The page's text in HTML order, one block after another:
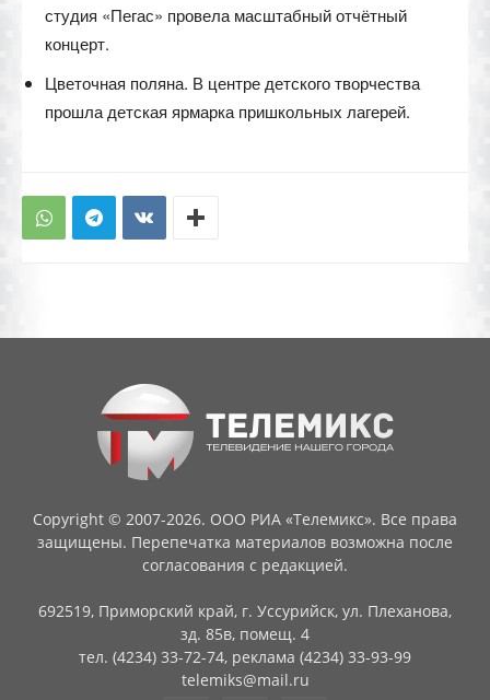
студия «Пегас» провела масштабный отчётный
концерт.
Цветочная поляна. В центре детского творчества
прошла детская ярмарка пришкольных лагерей.
Copyright © 2007-2026. ООО РИА «Телемикс». Все права
защищены. Перепечатка материалов возможна после
согласования с редакцией.
692519, Приморский край, г. Уссурийск, ул. Плеханова,
зд. 85в, помещ. 4
тел. (4234) 33-72-74, реклама (4234) 33-93-99
telemiks@mail.ru